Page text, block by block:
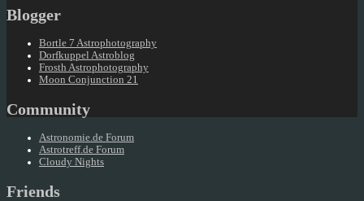
Blogger
Bortle 7 Astrophotography
Dorfkuppel Astroblog
Frosth Astrophotography
Moon Conjunction 21
Community
Astronomie.de Forum
Astrotreff.de Forum
Cloudy Nights
Friends